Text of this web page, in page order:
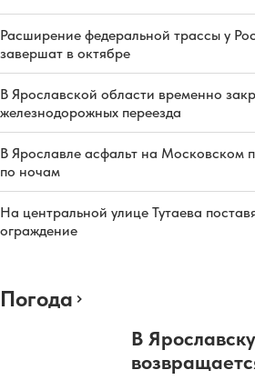
Расширение федеральной трассы у
завершат в октябре
В Ярославской области временно
железнодорожных переезда
В Ярославле асфальт на Московском
по ночам
На центральной улице Тутаева
ограждение
Погода
В